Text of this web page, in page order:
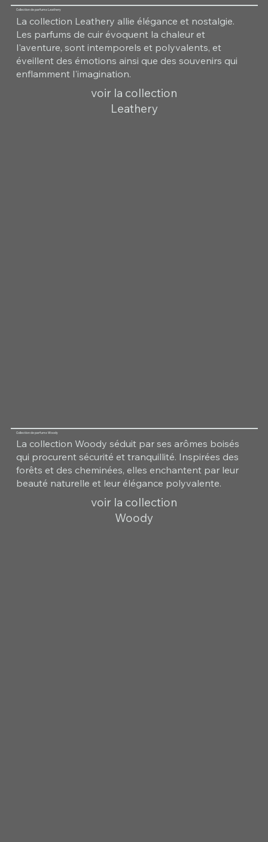
Collection de parfums Leathery
La collection Leathery allie élégance et nostalgie.
Les parfums de cuir évoquent la chaleur et
l'aventure, sont intemporels et polyvalents, et
éveillent des émotions ainsi que des souvenirs qui
enflamment l'imagination.
voir la collection
Leathery
Collection de parfums Woody
La collection Woody séduit par ses arômes boisés
qui procurent sécurité et tranquillité. Inspirées des
forêts et des cheminées, elles enchantent par leur
beauté naturelle et leur élégance polyvalente.
voir la collection
Woody